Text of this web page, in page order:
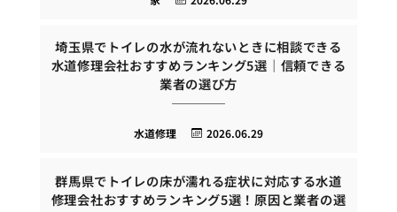
埼玉県でトイレの水が流れないときに相談できる
水道修理会社おすすめランキング5選｜信頼できる
業者の選び方
2026.06.29
水道修理
群馬県でトイレの床が濡れる症状に対応する水道
修理会社おすすめランキング5選！原因と業者の選